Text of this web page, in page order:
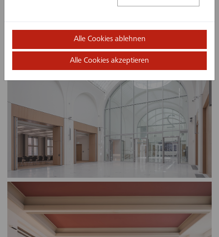
Alle Cookies ablehnen
Alle Cookies akzeptieren